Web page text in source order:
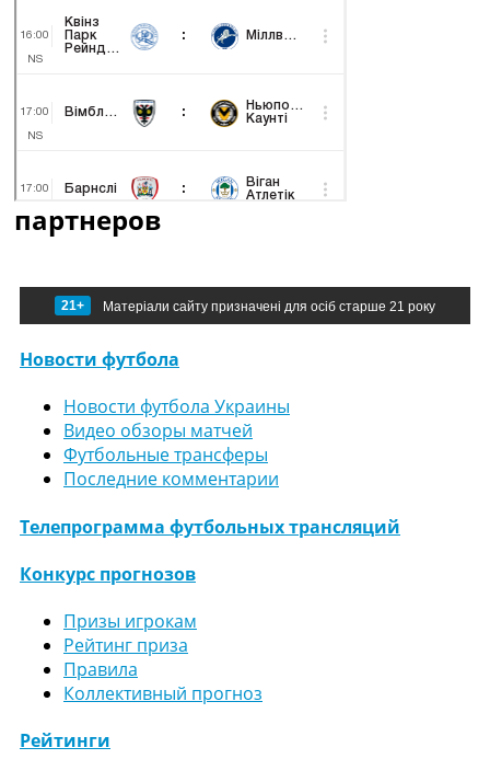
партнеров
21+ Матеріали сайту призначені для осіб старше 21 року
Новости футбола
Новости футбола Украины
Видео обзоры матчей
Футбольные трансферы
Последние комментарии
Телепрограмма футбольных трансляций
Конкурс прогнозов
Призы игрокам
Рейтинг приза
Правила
Коллективный прогноз
Рейтинги